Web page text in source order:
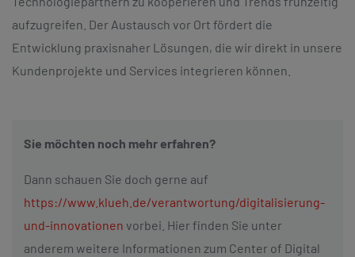
aufzugreifen. Der Austausch vor Ort fördert die
Entwicklung praxisnaher Lösungen, die wir direkt in unsere
Kundenprojekte und Services integrieren können.
Sie möchten noch mehr erfahren?
Dann schauen Sie doch gerne auf
https://www.klueh.de/verantwortung/digitalisierung-
und-innovationen vorbei. Hier finden Sie unter
anderem weitere Informationen zum Center of Digital